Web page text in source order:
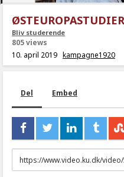
Bliv studerende
805 views
10. april 2019 kampagne1920
Del Embed
URL
to